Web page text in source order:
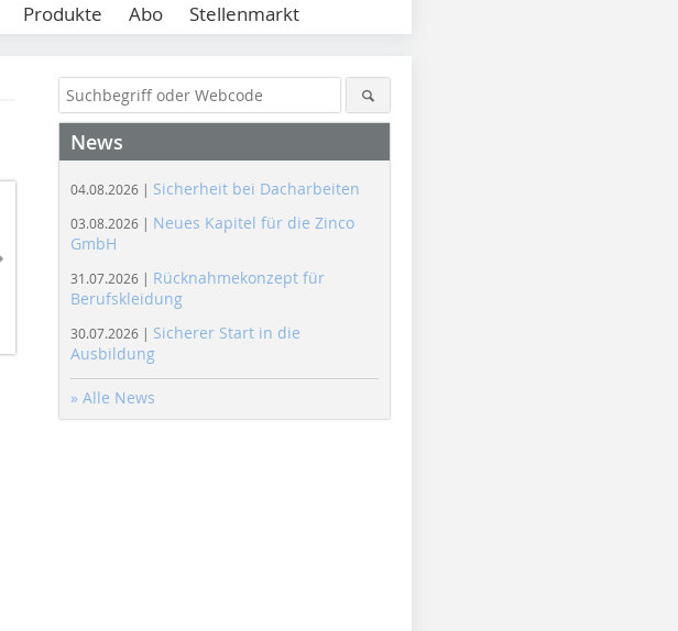
Produkte Abo Stellenmarkt
News
04.08.2026 | Sicherheit bei Dacharbeiten
03.08.2026 | Neues Kapitel für die Zinco
GmbH
31.07.2026 | Rücknahmekonzept für
Berufskleidung
30.07.2026 | Sicherer Start in die
Ausbildung
» Alle News